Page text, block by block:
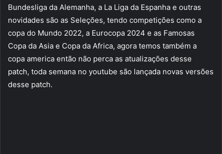
Bundesliga da Alemanha, a La Liga da Espanha e outras
novidades são as Seleções, tendo competições como a
copa do Mundo 2022, a Eurocopa 2024 e as Famosas
Copa da Asia e Copa da Africa, agora temos também a
copa america então não perca as atualizações desse
patch, toda semana no youtube são lançada novas versões
desse patch.